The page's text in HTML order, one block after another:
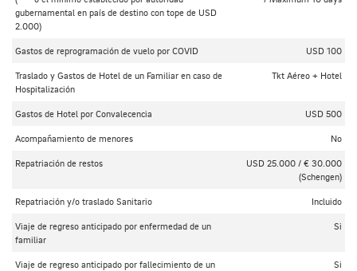
gubernamental en país de destino con tope de USD
2.000)
Gastos de reprogramación de vuelo por COVID USD 100
Traslado y Gastos de Hotel de un Familiar en caso de
Hospitalización
Tkt Aéreo + Hotel
Gastos de Hotel por Convalecencia USD 500
Acompañamiento de menores No
Repatriación de restos
USD 25.000 / € 30.000
(Schengen)
Repatriación y/o traslado Sanitario Incluido
Viaje de regreso anticipado por enfermedad de un
familiar
Si
Viaje de regreso anticipado por fallecimiento de un
Si